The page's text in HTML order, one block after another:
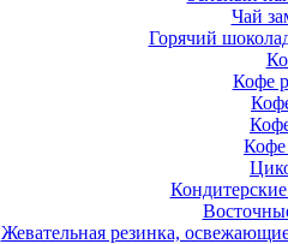
Чай
Горячий
Кофе
Кофе
Жевательная резинка,